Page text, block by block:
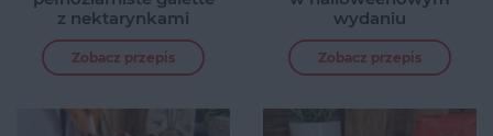
z nektarynkami
Zobacz przepis
wydaniu
Zobacz przepis